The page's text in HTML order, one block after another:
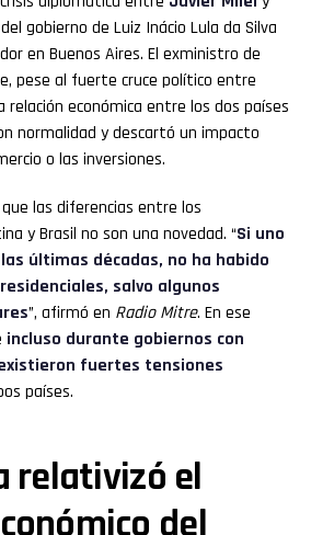
gobierno de Luiz Inácio Lula da Silva
en Buenos Aires. El exministro de
pese al fuerte cruce político entre
económica entre los dos países
normalidad y descartó un impacto
o las inversiones.
las diferencias entre los
y Brasil no son una novedad. “Si uno
últimas décadas, no ha habido
salvo algunos
”, afirmó en Radio Mitre. En ese
incluso durante gobiernos con
fuertes tensiones
países.
relativizó el
del